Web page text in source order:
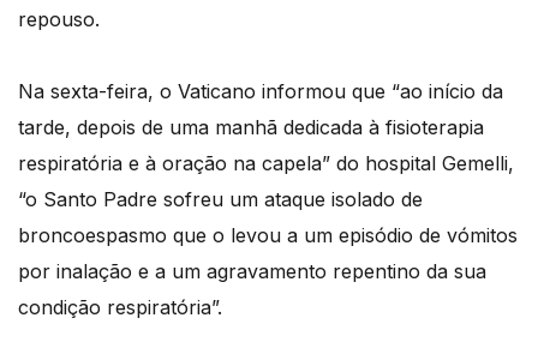
repouso.
Na sexta-feira, o Vaticano informou que “ao início da
tarde, depois de uma manhã dedicada à fisioterapia
respiratória e à oração na capela” do hospital Gemelli,
“o Santo Padre sofreu um ataque isolado de
broncoespasmo que o levou a um episódio de vómitos
por inalação e a um agravamento repentino da sua
condição respiratória”.